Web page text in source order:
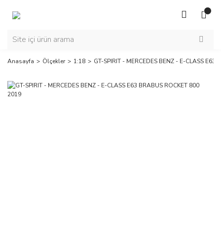
Anasayfa Ölçekler 1:18 GT-SPIRIT - MERCEDES BENZ - E-CLASS E63